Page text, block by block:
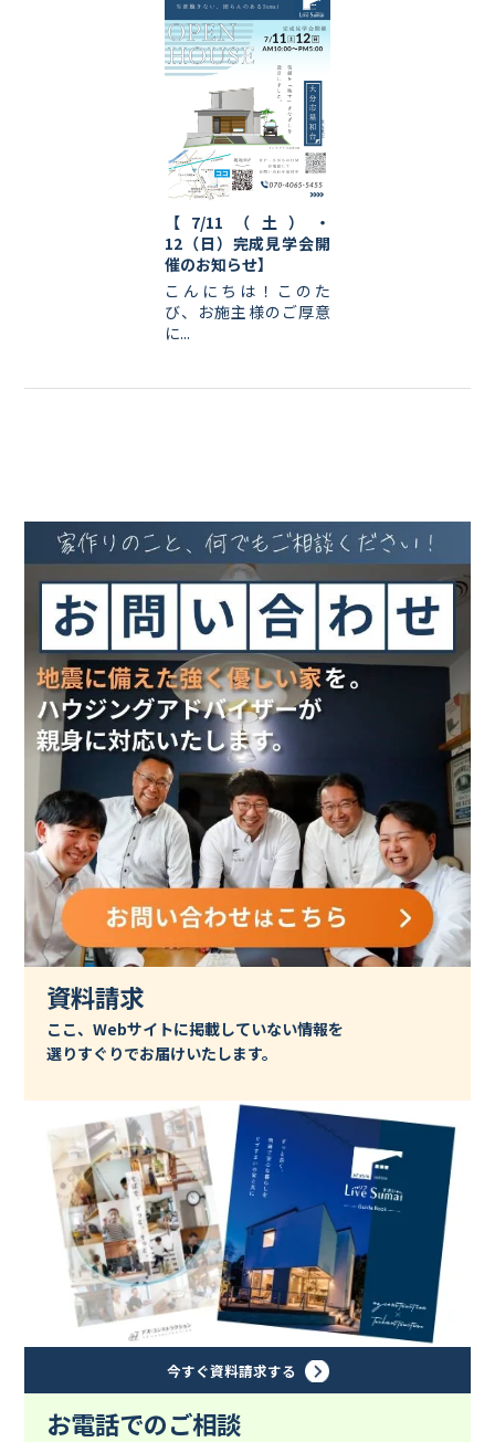
【7/11（土）・
12（日）完成見学会開
催のお知らせ】
こんにちは！このた
び、お施主様のご厚意
に...
資料請求
ここ、Webサイトに掲載していない情報を
選りすぐりでお届けいたします。
今すぐ資料請求する
お電話でのご相談